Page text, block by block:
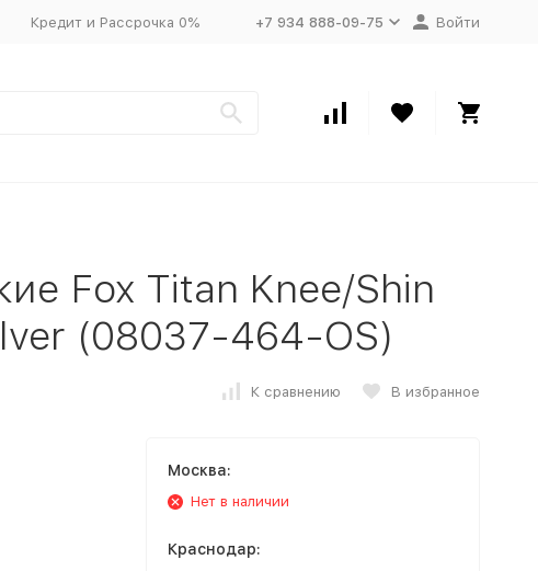
Кредит и Рассрочка 0% +7 934 888-09-75 Войти
Fox Titan Knee/Shin
(08037-464-OS)
К сравнению В избранное
Москва:
Нет в наличии
Краснодар: